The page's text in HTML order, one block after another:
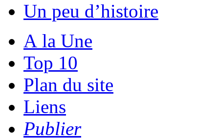
Un peu d’histoire
A la Une
Top 10
Plan du site
Liens
Publier